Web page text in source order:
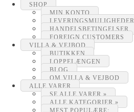
SHOP
MIN KONTO
LEVERINGSMULIGHEDER
HANDELSBETINGELSER
FOREIGN CUSTOMERS
VILLA & VEJBOD
BUTIKKEN
LOPPELÆNGEN
BLOG
OM VILLA & VEJBOD
ALLE VARER
SE ALLE VARER »
ALLE KATEGORIER »
MEST POPULÆRE: